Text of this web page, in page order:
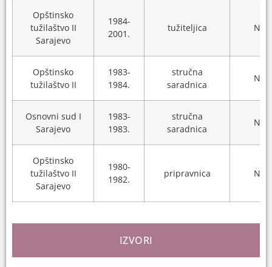
Opštinsko
tužilaštvo II
Sarajevo
1984-
2001.
tužiteljica N/A
Opštinsko
tužilaštvo II
1983-
1984.
stručna
saradnica
N/A
Osnovni sud I
Sarajevo
1983-
1983.
stručna
saradnica
N/A
Opštinsko
tužilaštvo II
Sarajevo
1980-
1982.
pripravnica N/A
IZVORI